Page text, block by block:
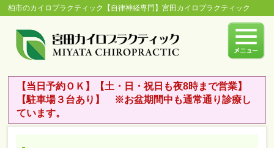
柏市のカイロプラクティック【自律神経専門】宮田カイロプラクティック
【当日予約ＯＫ】【土・日・祝日も夜8時まで営業】
【駐車場３台あり】 ※お盆期間中も通常通り診療し
ています。